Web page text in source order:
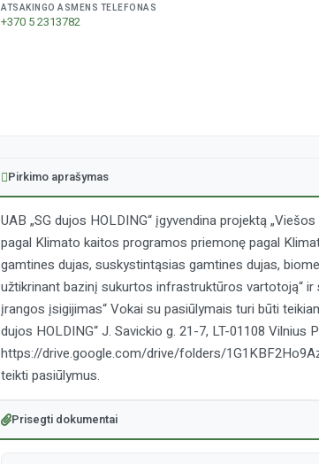
ATSAKINGO ASMENS TELEFONAS
+370 5 2313782
Pirkimo aprašymas
UAB „SG dujos HOLDING“ įgyvendina projektą
pagal Klimato kaitos programos priemonę pagal
gamtines dujas, suskystintąsias gamtines dujas,
užtikrinant bazinį sukurtos infrastruktūros vartotoją“ ir
įrangos įsigijimas“ Vokai su pasiūlymais turi būti
dujos HOLDING“ J. Savickio g. 21-7, LT-01108 Vilnius
https://drive.google.com/drive/folders/
teikti pasiūlymus.
Prisegti dokumentai